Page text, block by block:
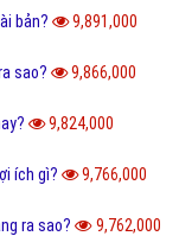
bản? 9,891,000
sao? 9,866,000
9,824,000
ích gì? 9,766,000
ra sao? 9,762,000